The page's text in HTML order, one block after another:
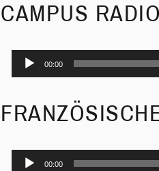
CAMPUS
Audio-
Player
00:00
Audio-00:00